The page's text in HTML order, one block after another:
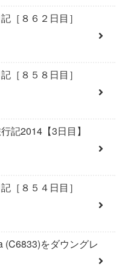
［８６２日目］
［８５８日目］
記2014【3日目】
［８５４日目］
(C6833)をダウングレ